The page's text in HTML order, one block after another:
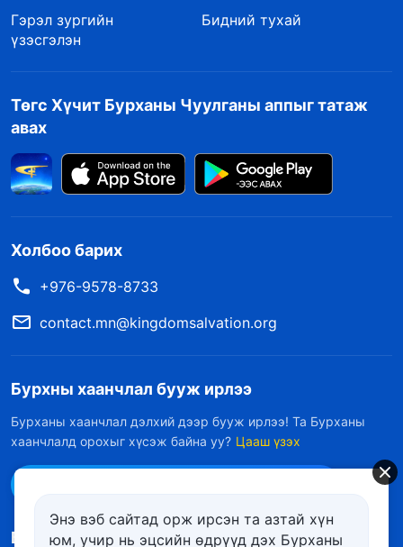
Гэрэл зургийн
үзэсгэлэн
Бидний тухай
Төгс Хүчит Бурханы Чуулганы аппыг татаж
авах
Холбоо барих
+976-9578-8733
contact.mn@kingdomsalvation.org
Бурхны хаанчлал бууж ирлээ
Бурханы хаанчлал дэлхий дээр бууж ирлээ! Та Бурханы
хаанчлалд орохыг хүсэж байна уу? Цааш үзэх
Биднийг дагах
Энэ вэб сайтад орж ирсэн та азтай хүн
юм, учир нь эцсийн өдрүүд дэх Бурханы